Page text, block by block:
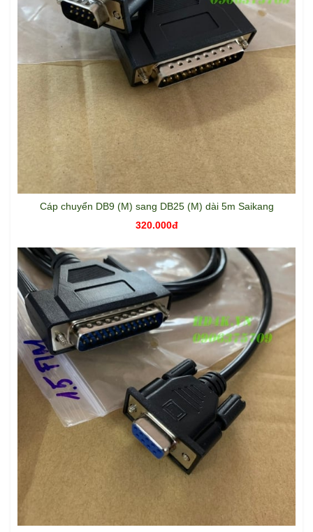
Cáp chuyển DB9 (M) sang DB25 (M) dài 5m Saikang
320.000đ